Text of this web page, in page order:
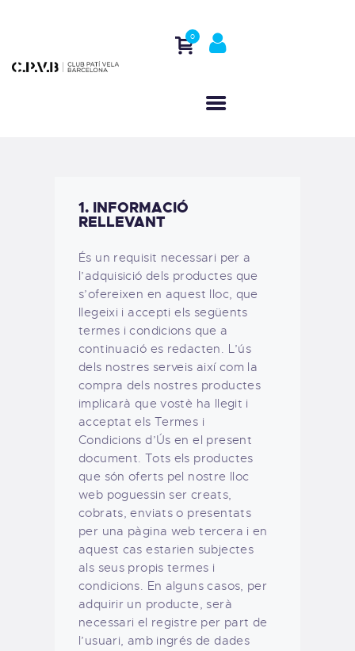
0
CONTACTE
1. INFORMACIÓ
RELLEVANT
És un requisit necessari per a
l’adquisició dels productes que
s’ofereixen en aquest lloc, que
llegeixi i accepti els següents
termes i condicions que a
continuació es redacten. L’ús
dels nostres serveis així com la
compra dels nostres productes
implicarà que vostè ha llegit i
acceptat els Termes i
Condicions d’Ús en el present
document. Tots els productes
que són oferts pel nostre lloc
web poguessin ser creats,
cobrats, enviats o presentats
per una pàgina web tercera i en
aquest cas estarien subjectes
als seus propis termes i
condicions. En alguns casos, per
adquirir un producte, serà
necessari el registre per part de
l’usuari, amb ingrés de dades